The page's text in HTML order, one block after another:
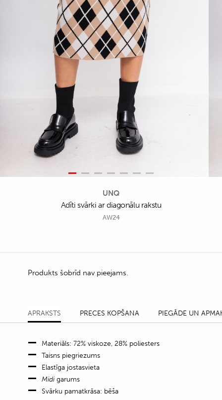
UNQ
Adīti svārki ar diagonālu rakstu
AW24
Produkts šobrīd nav pieejams.
APRAKSTS PRECES KOPŠANA PIEGĀDE UN
Materiāls: 72% viskoze, 28% poliesters
Taisns piegriezums
Elastīga jostasvieta
Midigarums
Svārku pamatkrāsa: bēša